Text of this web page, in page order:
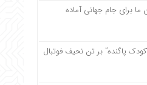
ما برای جام جهانی آماده
پاگنده” بر تن نحیف فوتبال